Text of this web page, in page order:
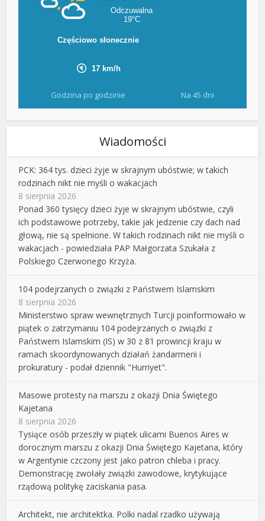
Godzina po godzinie Na 45 dni
Wiadomości
PCK: 364 tys. dzieci żyje w skrajnym ubóstwie; w takich
rodzinach nikt nie myśli o wakacjach
8 sierpnia 2026
Ponad 360 tysięcy dzieci żyje w skrajnym ubóstwie, czyli
ich podstawowe potrzeby, takie jak jedzenie czy dach nad
głową, nie są spełnione. W takich rodzinach nikt nie myśli o
wakacjach - powiedziała PAP Małgorzata Szukała z
Polskiego Czerwonego Krzyża.
104 podejrzanych o związki z Państwem Islamskim
8 sierpnia 2026
Ministerstwo spraw wewnętrznych Turcji poinformowało w
piątek o zatrzymaniu 104 podejrzanych o związki z
Państwem Islamskim (IS) w 30 z 81 prowincji kraju w
ramach skoordynowanych działań żandarmerii i
prokuratury - podał dziennik "Hurriyet".
Masowe protesty na marszu z okazji Dnia Świętego
Kajetana
8 sierpnia 2026
Tysiące osób przeszły w piątek ulicami Buenos Aires w
dorocznym marszu z okazji Dnia Świętego Kajetana, który
w Argentynie czczony jest jako patron chleba i pracy.
Demonstrację zwołały związki zawodowe, krytykujące
rządową politykę zaciskania pasa.
Architekt, nie architektka. Polki nadal rzadko używają